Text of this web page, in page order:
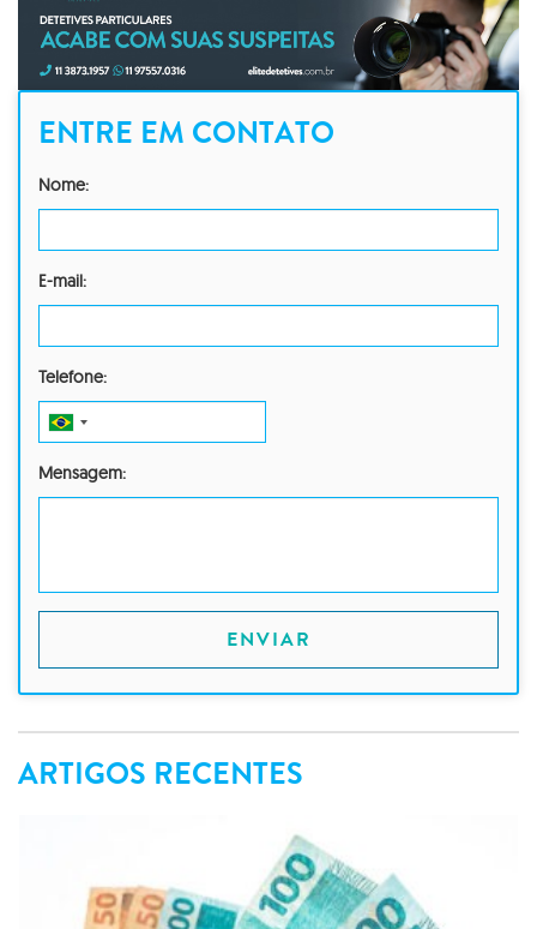
ENTRE EM CONTATO
Nome:
E-mail:
Telefone:
Mensagem:
ENVIAR
ARTIGOS RECENTES